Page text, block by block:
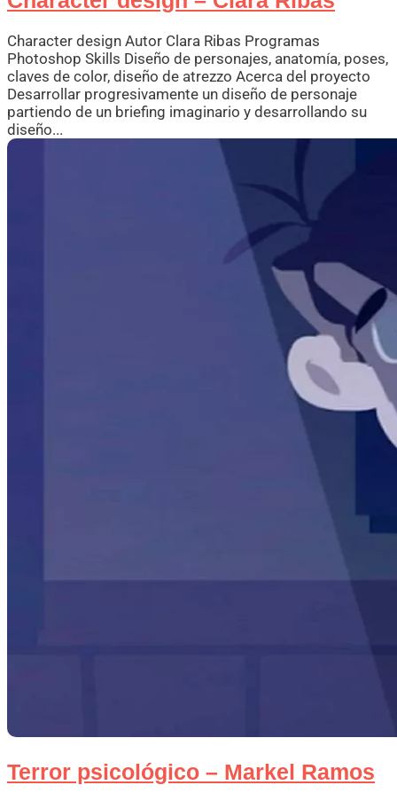
Character design Autor Clara Ribas Programas
Photoshop Skills Diseño de personajes, anatomía, poses,
claves de color, diseño de atrezzo Acerca del proyecto
Desarrollar progresivamente un diseño de personaje
partiendo de un briefing imaginario y desarrollando su
diseño...
Terror psicológico – Markel Ramos